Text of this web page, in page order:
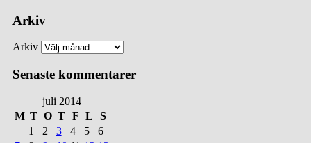
Arkiv
Arkiv
Senaste kommentarer
juli 2014
M T O T F L
S
1
2 3 4 5
6